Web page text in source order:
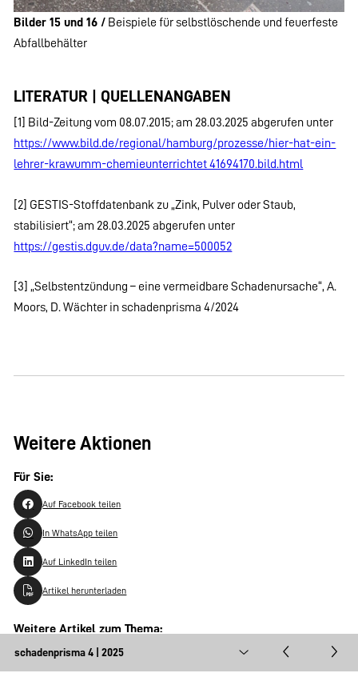
Bilder 15 und 16 / Beispiele für selbstlöschende und feuerfeste
Abfallbehälter
LITERATUR | QUELLENANGABEN
[1] Bild-Zeitung vom 08.07.2015; am 28.03.2025 abgerufen unter
https://www.bild.de/regional/hamburg/prozesse/hier-hat-ein-
lehrer-krawumm-chemieunterrichtet 41694170.bild.html
[2] GESTIS-Stoffdatenbank zu „Zink, Pulver oder Staub,
stabilisiert“; am 28.03.2025 abgerufen unter
https://gestis.dguv.de/data?name=500052
[3] „Selbstentzündung – eine vermeidbare Schadenursache“, A.
Moors, D. Wächter in schadenprisma 4/2024
Weitere Aktionen
Für Sie:
Auf Facebook teilen
In WhatsApp teilen
Auf LinkedIn teilen
Artikel herunterladen
Weitere Artikel zum Thema:
Feuer